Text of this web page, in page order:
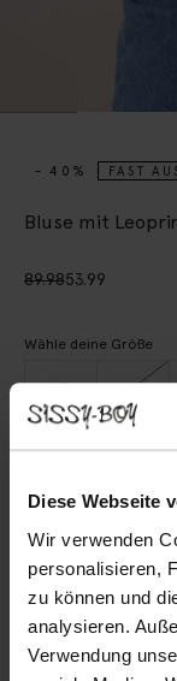
Diese Webseite
Wir verwenden
personalisieren,
zu können und
analysieren.
Verwendung
- 40% FAST
Bluse mit
89.9853.99
Wähle deine Größe
XS S
Schnelle Lieferung
Rechnungskauf